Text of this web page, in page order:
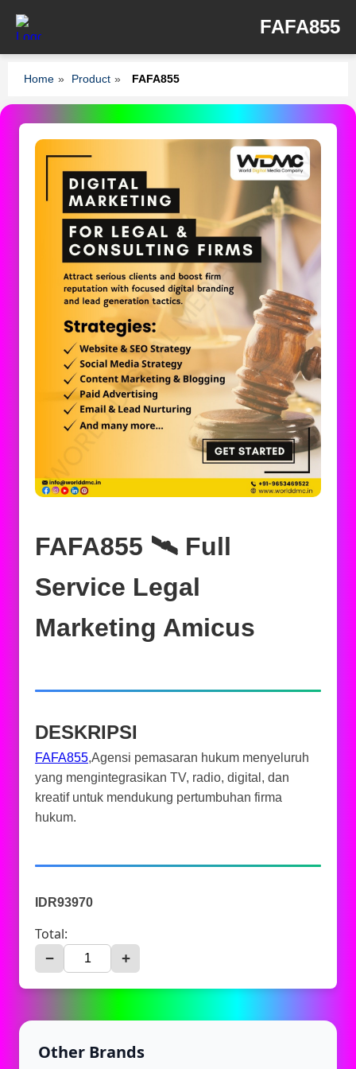
FAFA855
Home » Product » FAFA855
FAFA855 🛰️‍ Full
Service Legal
Marketing Amicus
DESKRIPSI
FAFA855,Agensi pemasaran hukum menyeluruh
yang mengintegrasikan TV, radio, digital, dan
kreatif untuk mendukung pertumbuhan firma
hukum.
IDR93970
Total:
− +
Other Brands